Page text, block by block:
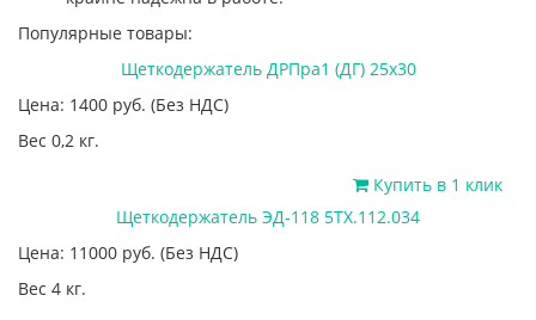
Популярные товары:
Щеткодержатель ДРПра1 (ДГ) 25х30
Цена: 1400 руб. (Без НДС)
Вес 0,2 кг.
Купить в 1 клик
Щеткодержатель ЭД-118 5ТХ.112.034
Цена: 11000 руб. (Без НДС)
Вес 4 кг.